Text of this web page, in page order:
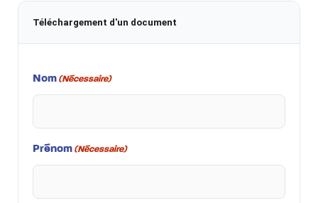
Téléchargement d'un document
Nom (Nécessaire)
Prénom (Nécessaire)